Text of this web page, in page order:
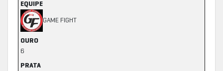
EQUIPE
GAME FIGHT
OURO
6
PRATA